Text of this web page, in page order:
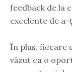
feedback de la
excelente de
În plus, fiecare
văzut ca o